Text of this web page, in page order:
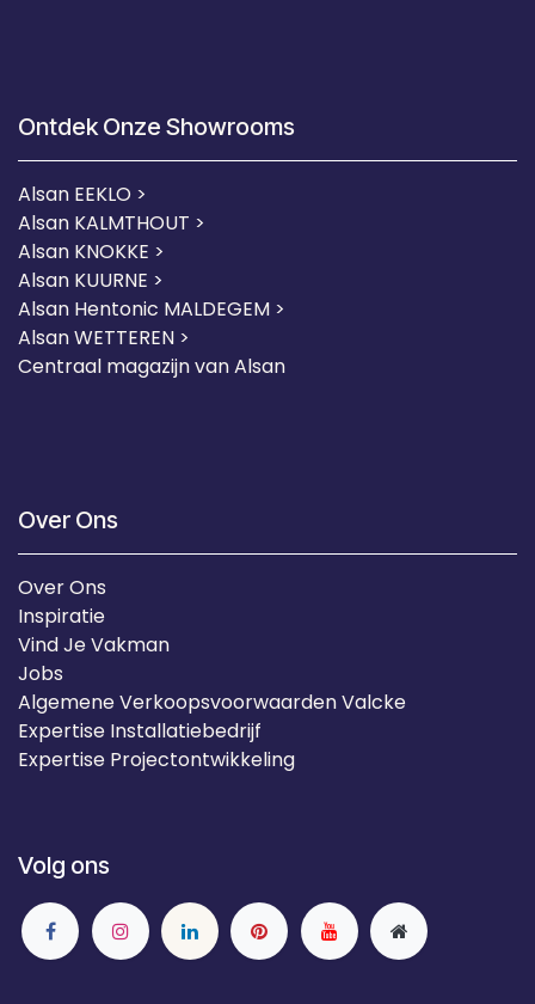
Ontdek Onze Showrooms
Alsan EEKLO >
Alsan KALMTHOUT >
Alsan KNOKKE >
Alsan KUURNE >
Alsan Hentonic MALDEGEM >
Alsan WETTEREN >
Centraal magazijn van Alsan
Over Ons
Over Ons
Inspiratie
Vind Je Vakman
Jobs
Algemene Verkoopsvoorwaarden Valcke
Expertise Installatiebedrijf
Expertise Projectontwikkeling
Volg ons